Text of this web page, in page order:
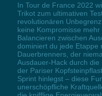
In Tour de France 2022
Trikot zum ultimativen
revolutionären
keine Kompromisse
Balancieren zwischen
dominiert du jede Etappe
Dauerbrenners, der
Ausdauer-Hack durch
der Pariser
Sprint hinlegst – diese
unerschöpfliche